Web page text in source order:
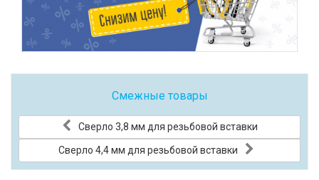
Смежные товары
Сверло 3,8 мм для резьбовой вставки
Сверло 4,4 мм для резьбовой вставки